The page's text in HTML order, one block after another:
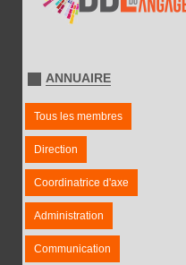
ANNUAIRE
Tous les membres
Direction
Coordinatrice d'axe
Administration
Communication